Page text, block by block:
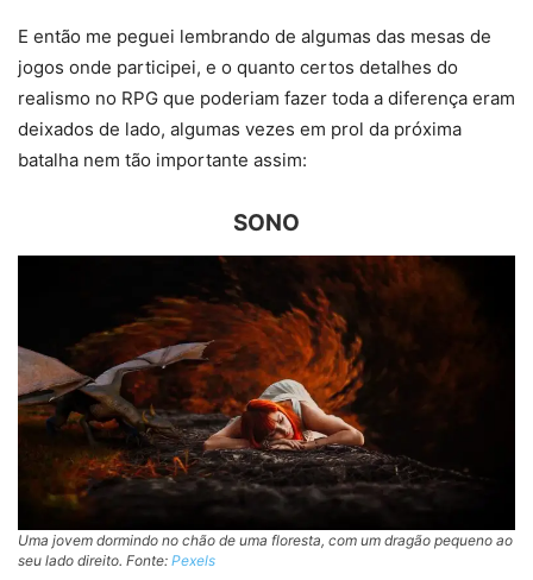
E então me peguei lembrando de algumas das mesas de
jogos onde participei, e o quanto certos detalhes do
realismo no RPG que poderiam fazer toda a diferença eram
deixados de lado, algumas vezes em prol da próxima
batalha nem tão importante assim:
SONO
Uma jovem dormindo no chão de uma floresta, com um dragão pequeno ao
seu lado direito. Fonte: Pexels